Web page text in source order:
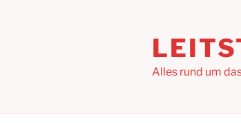
Alles rund um